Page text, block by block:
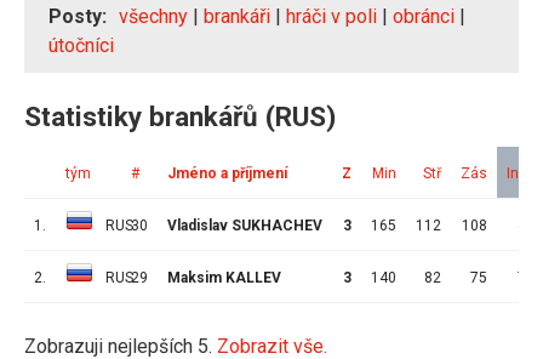
Posty: všechny | brankáři | hráči v poli | obránci |
útočníci
Statistiky brankářů (RUS)
tým # Jméno a příjmení Z Min Stř Zás Ink
1. RUS30 Vladislav SUKHACHEV 3 165 112 108
2. RUS29 Maksim KALLEV 3 140 82 75 7
Zobrazuji nejlepších 5. Zobrazit vše.